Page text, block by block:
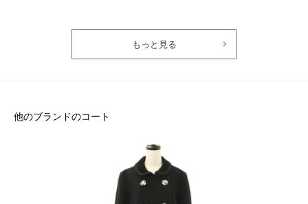
もっと見る
他のブランドのコート